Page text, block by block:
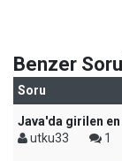
Benzer
Soru
Java'da girilen en
utku33
1